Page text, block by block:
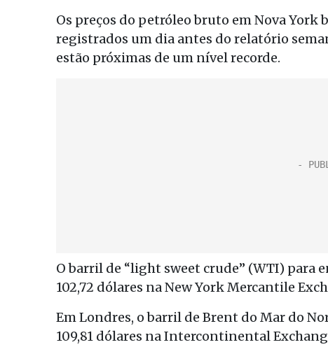
Os preços do petróleo bruto em Nova
registrados um dia antes do relatório
estão próximas de um nível recorde.
O barril de “light sweet crude” (WTI) para
102,72 dólares na New York Mercantile
Em Londres, o barril de Brent do Mar do
109,81 dólares na Intercontinental